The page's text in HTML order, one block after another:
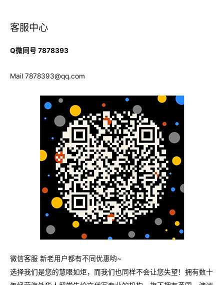
客服中心
Q微同号 7878393
Mail 7878393@qq.com
微信客服 新老用户都有不同优惠哟~
选择我们是您的慧眼如炬，而我们也同样不会让您失望！拥有数十